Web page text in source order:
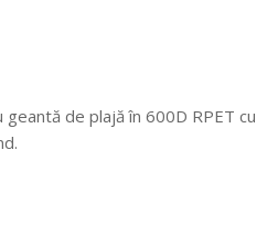
de plajă în 600D RPET cu